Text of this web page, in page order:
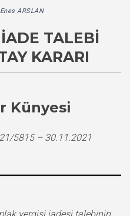
ARSLAN
TALEBI
KARARI
Künyesi
5815 – 30.11.2021